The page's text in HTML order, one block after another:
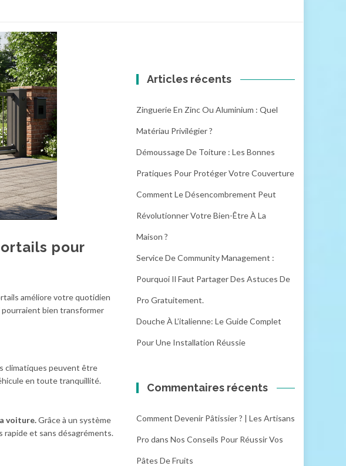
pour
améliore votre quotidien
bien transformer
climatiques peuvent être
en toute tranquillité.
voiture.Grâce à un système
rapide et sans désagréments.
Articles récents
Zinguerie En Zinc Ou Aluminium : Quel
Matériau Privilégier ?
Démoussage De Toiture : Les Bonnes
Pratiques Pour Protéger Votre Couverture
Comment Le Désencombrement Peut
Révolutionner Votre Bien-Être À La
Maison ?
Service De Community Management :
Pourquoi Il Faut Partager Des Astuces De
Pro Gratuitement.
Douche À L’italienne: Le Guide Complet
Pour Une Installation Réussie
Commentaires récents
Comment Devenir Pâtissier ? | Les Artisans
Pro dans Nos Conseils Pour Réussir Vos
Pâtes De Fruits